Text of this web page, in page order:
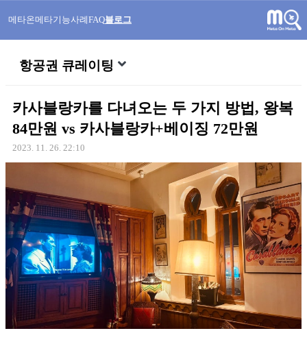
메타온메타기능사례FAQ블로그
항공권 큐레이팅
카사블랑카를 다녀오는 두 가지 방법, 왕복
84만원 vs 카사블랑카+베이징 72만원
2023. 11. 26. 22:10